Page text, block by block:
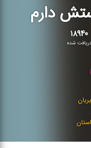
دارم
۱۸۹۴۰
دریافت شده